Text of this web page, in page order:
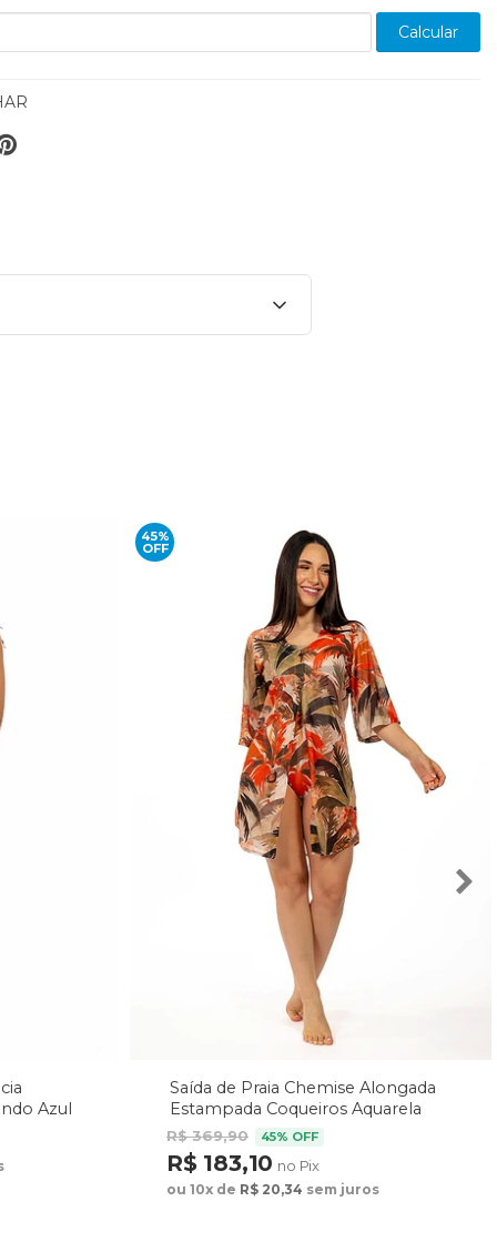
Calcular
Azul
45%
OFF
Saída de Praia Chemise Alongada
Estampada Coqueiros Aquarela
R$ 369,90 45% OFF
R$ 183,10 no Pix
ou 10x de R$ 20,34 sem juros